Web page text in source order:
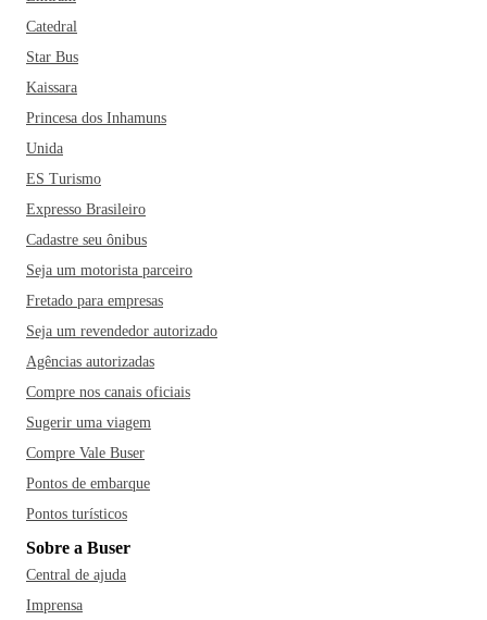
Catedral
Star Bus
Kaissara
Princesa dos Inhamuns
Unida
ES Turismo
Expresso Brasileiro
Cadastre seu ônibus
Seja um motorista parceiro
Fretado para empresas
Seja um revendedor autorizado
Agências autorizadas
Compre nos canais oficiais
Sugerir uma viagem
Compre Vale Buser
Pontos de embarque
Pontos turísticos
Sobre a Buser
Central de ajuda
Imprensa